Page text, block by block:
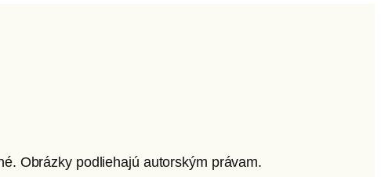
Obrázky podliehajú autorským právam.